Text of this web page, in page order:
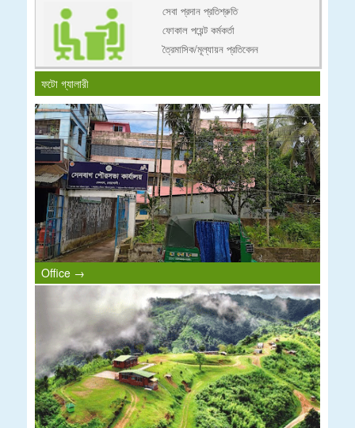
সেবা প্রদান প্রতিশ্রুতি
ফোকাল পয়েন্ট কর্মকর্তা
ত্রৈমাসিক/মূল্যায়ন প্রতিবেদন
ফটো গ্যালারী
Office →